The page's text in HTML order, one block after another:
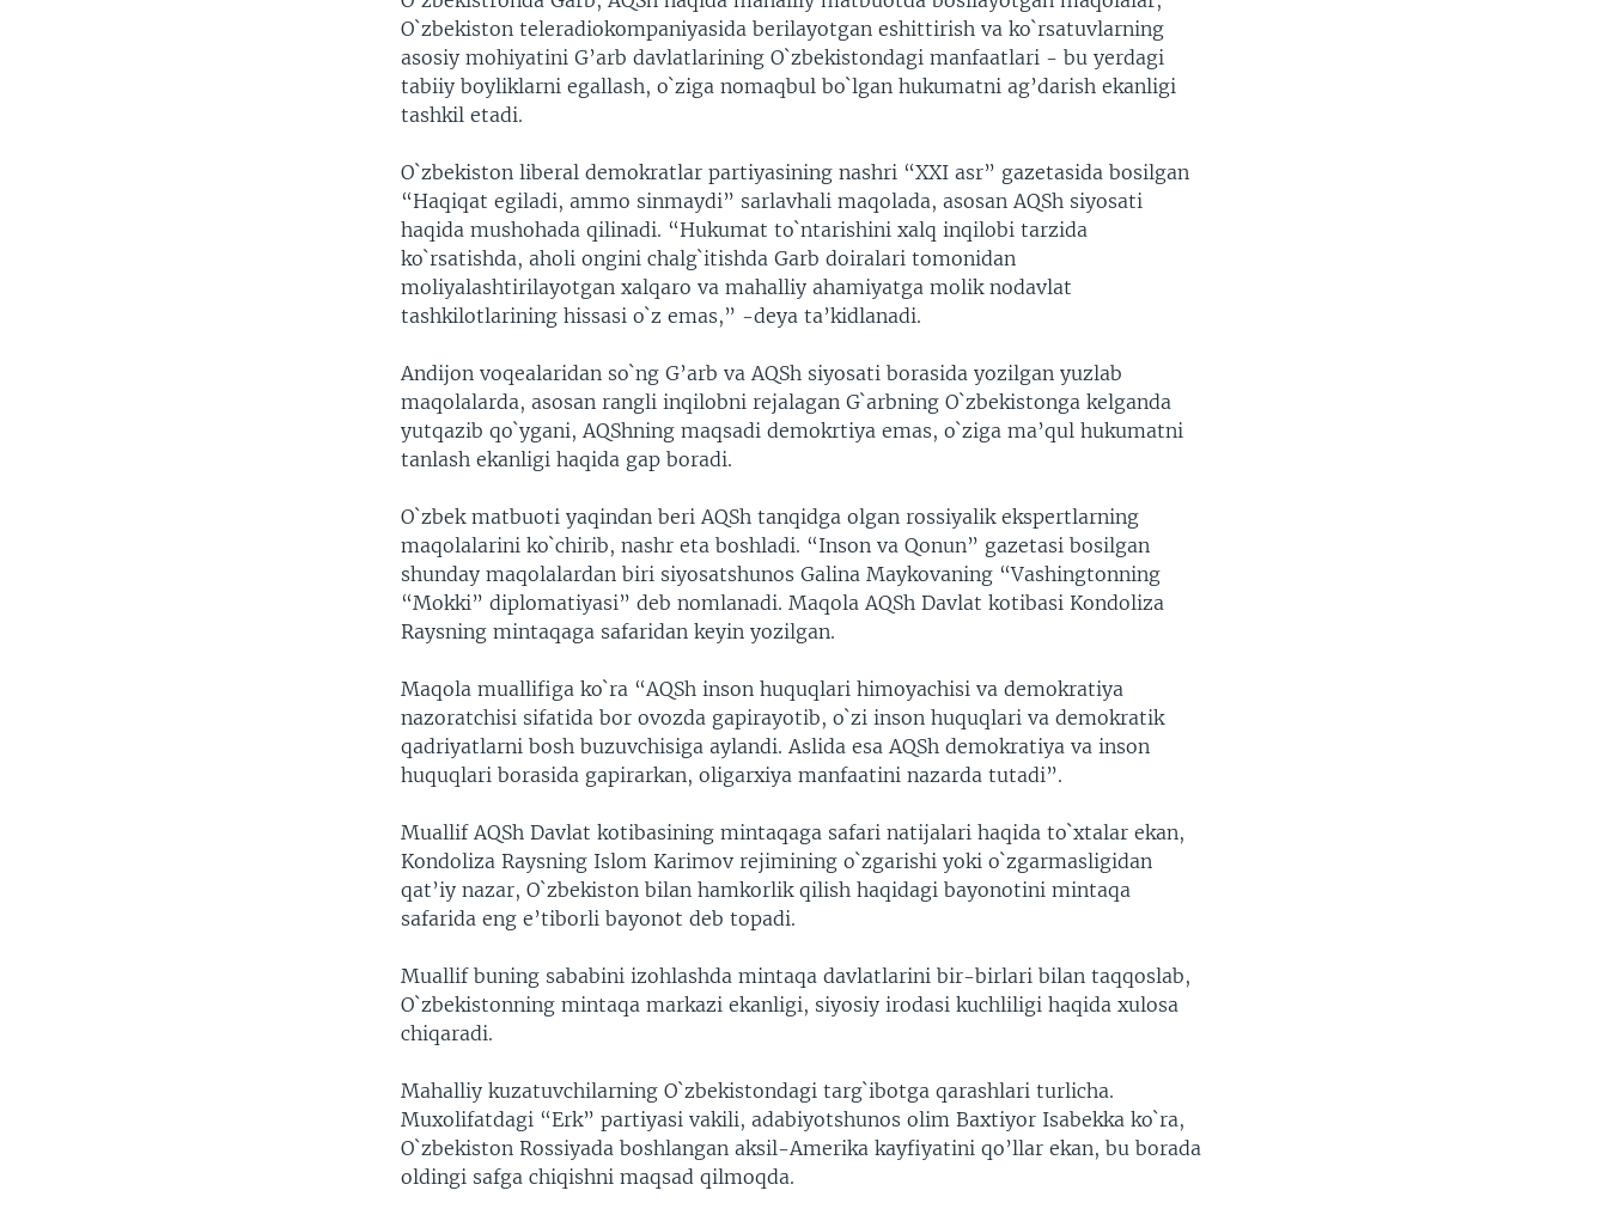
O`zbekiston teleradiokompaniyasida berilayotgan eshittirish va ko`rsatuvlarning
asosiy mohiyatini G’arb davlatlarining O`zbekistondagi manfaatlari - bu yerdagi
tabiiy boyliklarni egallash, o`ziga nomaqbul bo`lgan hukumatni ag’darish ekanligi
tashkil etadi.
O`zbekiston liberal demokratlar partiyasining nashri “XXI asr” gazetasida bosilgan
“Haqiqat egiladi, ammo sinmaydi” sarlavhali maqolada, asosan AQSh siyosati
haqida mushohada qilinadi. “Hukumat to`ntarishini xalq inqilobi tarzida
ko`rsatishda, aholi ongini chalg`itishda Garb doiralari tomonidan
moliyalashtirilayotgan xalqaro va mahalliy ahamiyatga molik nodavlat
tashkilotlarining hissasi o`z emas,” -deya ta’kidlanadi.
Andijon voqealaridan so`ng G’arb va AQSh siyosati borasida yozilgan yuzlab
maqolalarda, asosan rangli inqilobni rejalagan G`arbning O`zbekistonga kelganda
yutqazib qo`ygani, AQShning maqsadi demokrtiya emas, o`ziga ma’qul hukumatni
tanlash ekanligi haqida gap boradi.
O`zbek matbuoti yaqindan beri AQSh tanqidga olgan rossiyalik ekspertlarning
maqolalarini ko`chirib, nashr eta boshladi. “Inson va Qonun” gazetasi bosilgan
shunday maqolalardan biri siyosatshunos Galina Maykovaning “Vashingtonning
“Mokki” diplomatiyasi” deb nomlanadi. Maqola AQSh Davlat kotibasi Kondoliza
Raysning mintaqaga safaridan keyin yozilgan.
Maqola muallifiga ko`ra “AQSh inson huquqlari himoyachisi va demokratiya
nazoratchisi sifatida bor ovozda gapirayotib, o`zi inson huquqlari va demokratik
qadriyatlarni bosh buzuvchisiga aylandi. Aslida esa AQSh demokratiya va inson
huquqlari borasida gapirarkan, oligarxiya manfaatini nazarda tutadi”.
Muallif AQSh Davlat kotibasining mintaqaga safari natijalari haqida to`xtalar ekan,
Kondoliza Raysning Islom Karimov rejimining o`zgarishi yoki o`zgarmasligidan
qat’iy nazar, O`zbekiston bilan hamkorlik qilish haqidagi bayonotini mintaqa
safarida eng e’tiborli bayonot deb topadi.
Muallif buning sababini izohlashda mintaqa davlatlarini bir-birlari bilan taqqoslab,
O`zbekistonning mintaqa markazi ekanligi, siyosiy irodasi kuchliligi haqida xulosa
chiqaradi.
Mahalliy kuzatuvchilarning O`zbekistondagi targ`ibotga qarashlari turlicha.
Muxolifatdagi “Erk” partiyasi vakili, adabiyotshunos olim Baxtiyor Isabekka ko`ra,
O`zbekiston Rossiyada boshlangan aksil-Amerika kayfiyatini qo’llar ekan, bu borada
oldingi safga chiqishni maqsad qilmoqda.